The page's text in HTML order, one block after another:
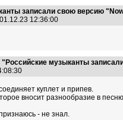
записали свою версию
01.12.23 12:36:00
музыканты
куплет и припев.
вносит разнообразие в
- не знал.